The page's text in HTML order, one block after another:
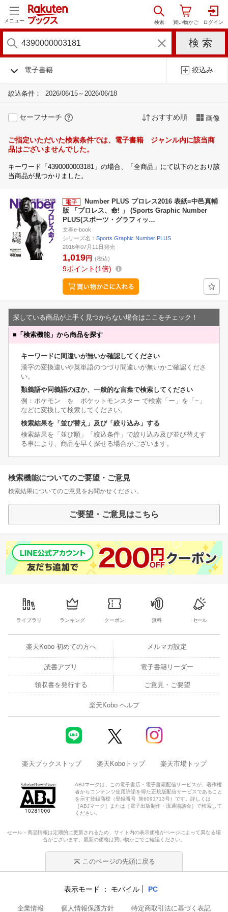
メニュー
電子書籍 絞込み
絞込条件： 2026/06/15～2026/06/18
セーフサーチ おすすめ順 画像
ご指定いただいた検索条件では、電子書籍 ジャンル内に該当商
品はございませんでした。
キーワード「4390000003181」の場合、「全商品」にて以下のとおり該
当商品が見つかりました。
Number PLUS プロレス2016 表紙=中邑真輔
版 「プロレス、命! 」 (Sports Graphic Number
PLUS(スポーツ・グラフィッ…
文春e-book
シリーズ名： Sports Graphic Number PLUS
2016年07月11日発売
1,019円 (税込)
9ポイント 1倍
探している商品が上手く見つからない場合はここをチェック！
■ 「検索機能」から商品を探す
キーワードに間違いが無いか確認してください
漢字の変換違いや英単語のつづり間違いが無いかご確認くださ
い。
類義語や同義語のほか、一般的な言葉で検索してください
例：ポケモン を ポケットモンスター で検索「ー」を「−」
などに変換して検索してください。
検索結果を「並び替え」及び「絞り込み」する
検索結果を「並び順」「絞込条件」で絞り込み及び並び替えす
る事により、商品を早く探せる場合がございます。
検索機能についてのご要望・ご意見
検索結果についてのご意見をお聞かせください。
ご要望・ご意見はこちら
ライブラリ ランキング クーポン 無料 セール
楽天Kobo 初めての方へ メルマガ設定
読書アプリ 電子書籍リーダー
領収書を発行する ご意見・ご要望
楽天Kobo ヘルプ
楽天ブックストップ 楽天Koboトップ 楽天市場トップ
ABJマークは、この電子書店・電子書籍配信サービスが、著作権
者からコンテンツ使用許諾を得た正規版配信サービスであること
を示す登録商標（登録番号 第6091713号）です。詳しくは
［ABJマーク］または［電子出版制作・流通協議会］で検索して
ください。
セール・商品情報は定期的に更新されるため、サイト内の表示価格がページによって異なる場
合がございます。最新の価格は買い物かごでご確認ください。
このページの先頭に戻る
表示モード モバイル PC
企業情報 個人情報保護方針 特定商取引法に基づく表記